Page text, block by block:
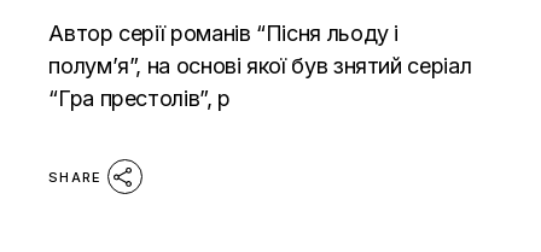
Автор серії романів “Пісня льоду і
полум’я”, на основі якої був знятий серіал
“Гра престолів”, р
SHARE